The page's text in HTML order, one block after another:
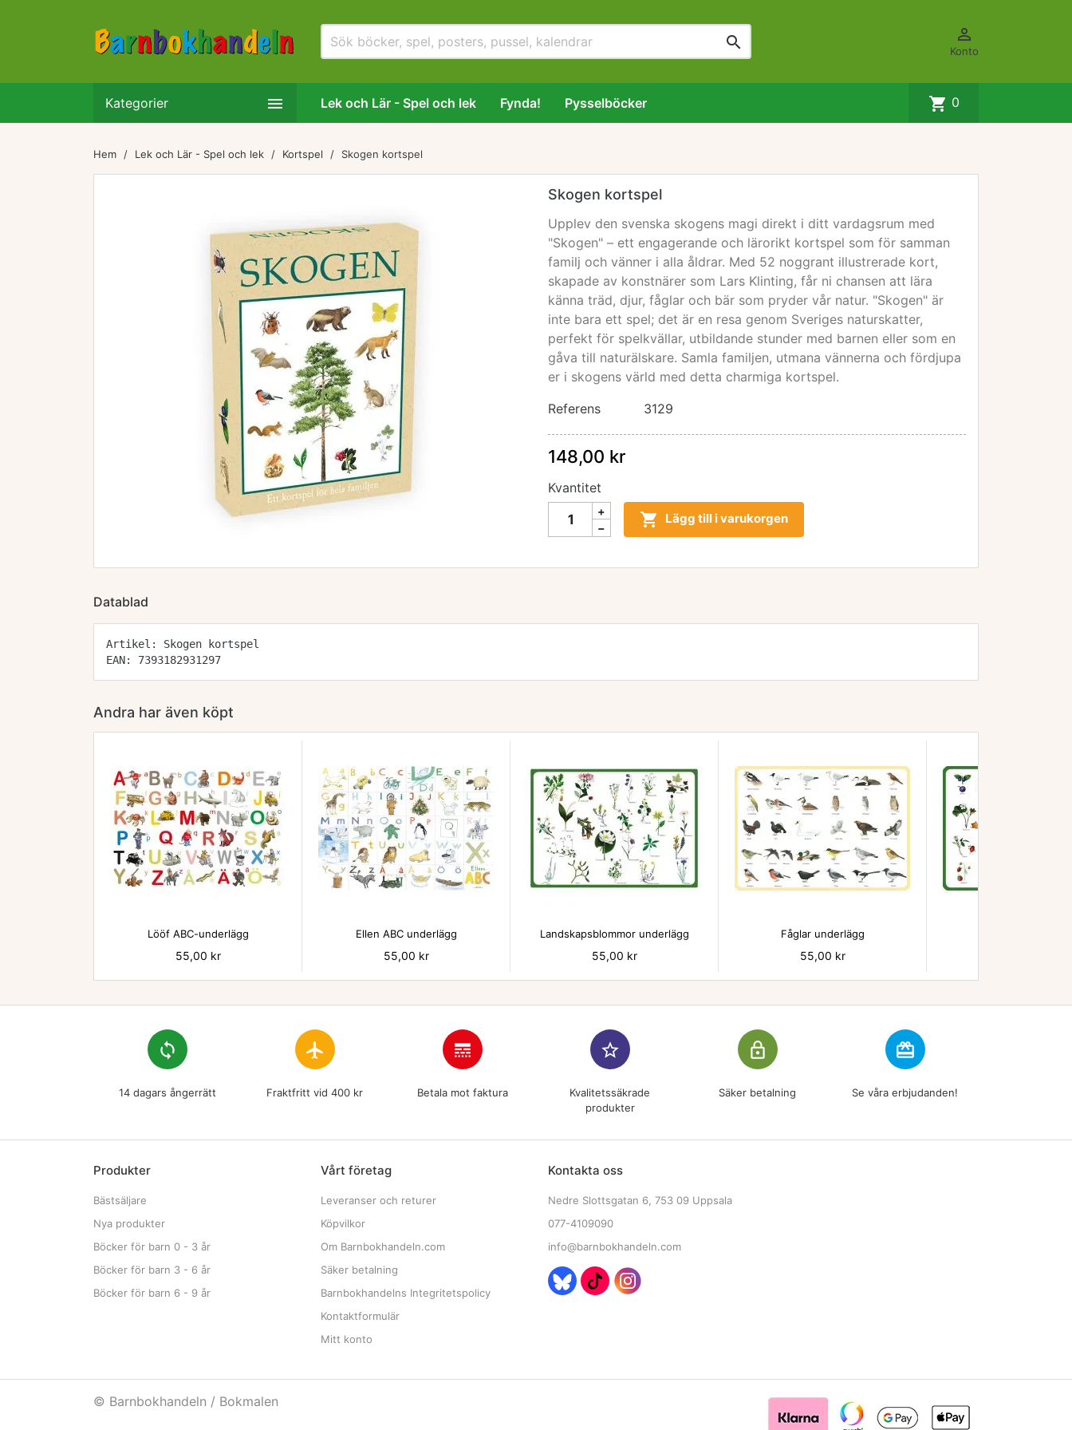
 
Konto
Kategorier  Lek och Lär - Spel och lek Fynda! Pysselböcker shopping_cart 0
Hem Lek och Lär - Spel och lek Kortspel Skogen kortspel
Skogen kortspel
Upplev den svenska skogens magi direkt i ditt vardagsrum med
"Skogen" – ett engagerande och lärorikt kortspel som för samman
familj och vänner i alla åldrar. Med 52 noggrant illustrerade kort,
skapade av konstnärer som Lars Klinting, får ni chansen att lära
känna träd, djur, fåglar och bär som pryder vår natur. "Skogen" är
inte bara ett spel; det är en resa genom Sveriges naturskatter,
perfekt för spelkvällar, utbildande stunder med barnen eller som en
gåva till naturälskare. Samla familjen, utmana vännerna och fördjupa
er i skogens värld med detta charmiga kortspel.
Referens
3129
148,00 kr
Kvantitet
 Lägg till i varukorgen
Datablad
Artikel: Skogen kortspel
EAN: 7393182931297
Andra har även köpt

Lööf ABC-underlägg
Pris
55,00 kr

Ellen ABC underlägg
Pris
55,00 kr
Landskapsblommor underlägg
Pris
55,00 kr

Fåglar underlägg
Pris
55,00 kr
loop
14 dagars ångerrätt
flight
Fraktfritt vid 400 kr
line_style
Betala mot faktura
star_border
Kvalitetssäkrade
produkter
lock_outline
Säker betalning
redeem
Se våra erbjudanden!
Produkter
Bästsäljare
Nya produkter
Böcker för barn 0 - 3 år
Böcker för barn 3 - 6 år
Böcker för barn 6 - 9 år
Vårt företag
Leveranser och returer
Köpvilkor
Om Barnbokhandeln.com
Säker betalning
Barnbokhandelns Integritetspolicy
Kontaktformulär
Mitt konto
Kontakta oss
Nedre Slottsgatan 6, 753 09 Uppsala
077-4109090
info@barnbokhandeln.com
© Barnbokhandeln / Bokmalen